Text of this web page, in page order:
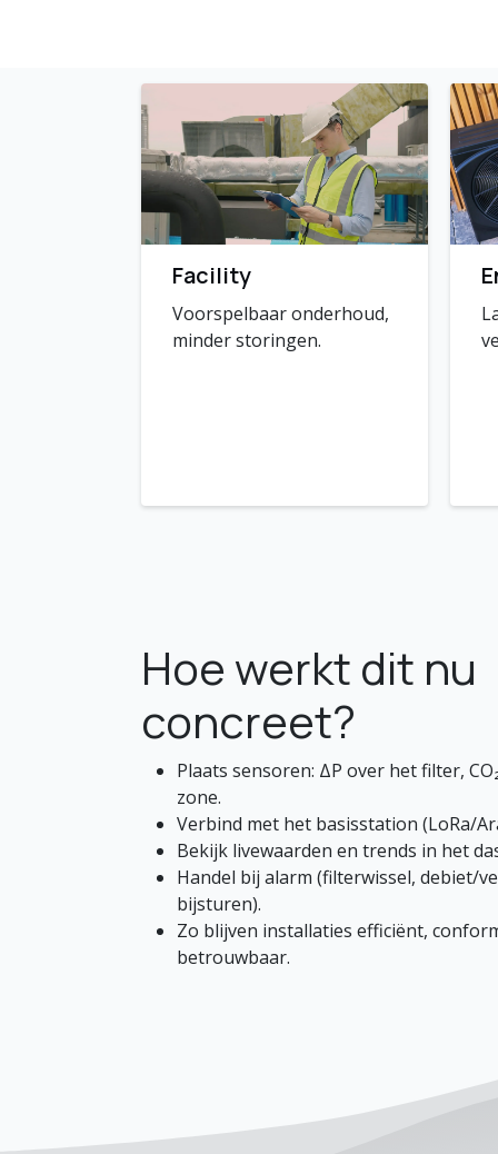
Facility
Voorspelbaar onderhoud,
minder storingen.
Hoe werkt dit nu
concreet?
Plaats sensoren: ΔP over het filter,
zone.
Verbind met het basisstation (LoRa/
Bekijk livewaarden en trends in het
Handel bij alarm (filterwissel, debiet/
bijsturen).
Zo blijven installaties efficiënt,
betrouwbaar.